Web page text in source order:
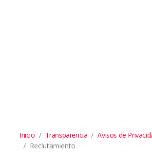
Inicio Transparencia
Avisos de
Reclutamiento